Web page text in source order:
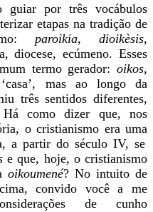
guiar por três vocábulos
etapas na tradição de
paroikia, dioikèsis,
diocese, ecúmeno. Esses
termo gerador: oikos,
mas ao longo da
três sentidos diferentes,
como dizer que, nos
o cristianismo era uma
a partir do século IV, se
e que, hoje, o cristianismo
oikoumené? No intuito de
convido você a me
de cunho